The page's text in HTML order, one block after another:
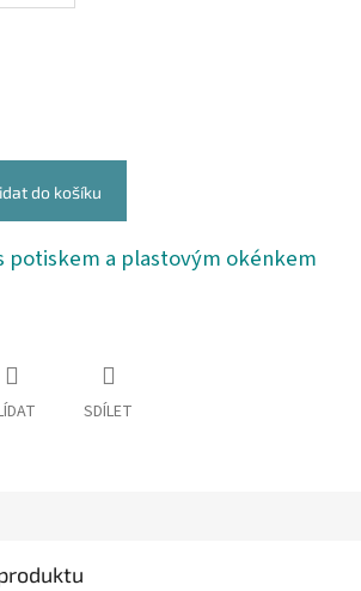
do košíku
potiskem a plastovým okénkem
SDÍLET